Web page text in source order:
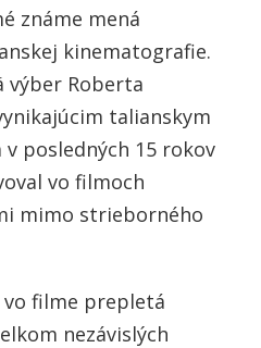
známe mená
kinematografie.
výber Roberta
talianskym
posledných 15 rokov
vo filmoch
mimo strieborného
vo filme prepletá
nezávislých